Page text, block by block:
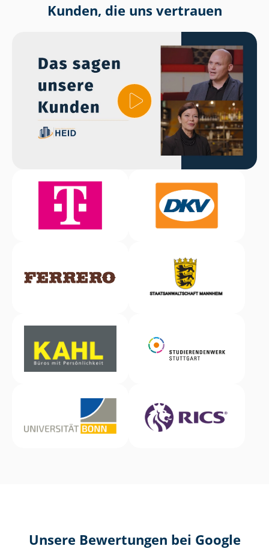
Kunden, die uns vertrauen
Unsere Bewertungen bei Google